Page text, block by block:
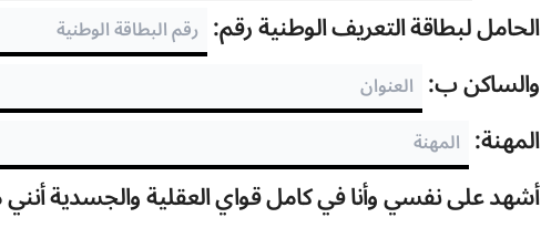
الحامل لبطاقة التعريف الوطنية رقم:
والساكن ب:
المهنة:
أشهد على نفسي وأنا في كامل قواي العقلية والجسدية